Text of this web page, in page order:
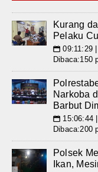
Kurang
Pelaku
📅 09:11:29
Dibaca:150
Narkoba
Barbut
📅 15:06:44
Dibaca:200
Polsek
Ikan,